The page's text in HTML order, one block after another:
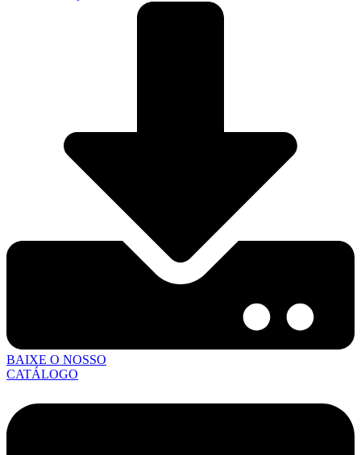
BAIXE O NOSSO
CATÁLOGO